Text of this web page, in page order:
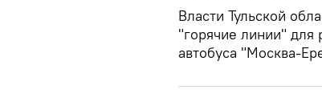
Власти Тульской
"горячие линии"
автобуса "Москва-